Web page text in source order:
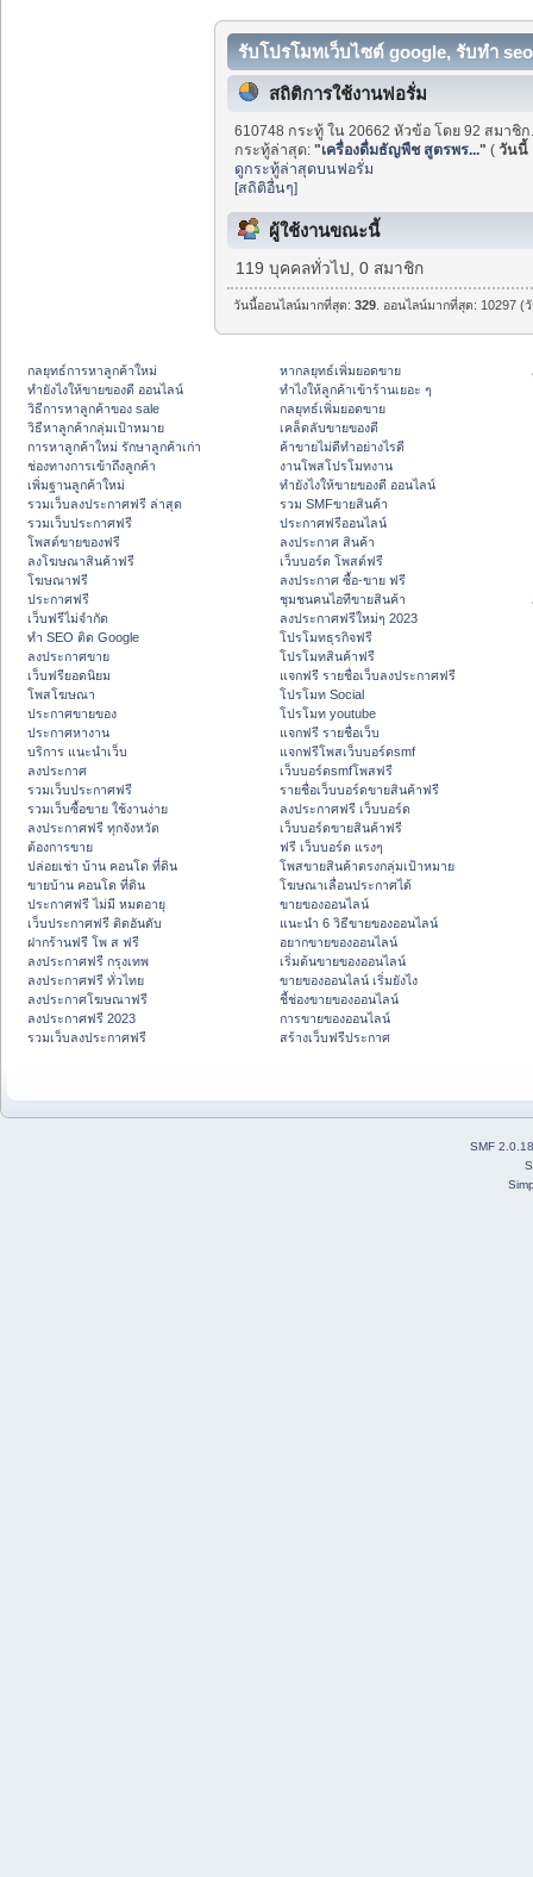
รับโปรโมทเว็บไซต์ google, รับทำ
สถิติการใช้งานฟอรั่ม
610748 กระทู้ ใน 20662 หัวข้อ โดย 92 สมาชิ
กระทู้ล่าสุด:"เครื่องดื่มธัญพืช สูตรพร..." (วันนี้
ดูกระทู้ล่าสุดบนฟอรั่ม
[สถิติอื่นๆ]
ผู้ใช้งานขณะนี้
119 บุคคลทั่วไป, 0 สมาชิก
วันนี้ออนไลน์มากที่สุด:329 . ออนไลน์มากที่สุด: 10297
กลยุทธ์การหาลูกค้าใหม่
ทํายังไงให้ขายของดี ออนไลน์
วิธีการหาลูกค้าของ sale
วิธีหาลูกค้ากลุ่มเป้าหมาย
การหาลูกค้าใหม่ รักษาลูกค้าเก่า
ช่องทางการเข้าถึงลูกค้า
เพิ่มฐานลูกค้าใหม่
รวมเว็บลงประกาศฟรี ล่าสุด
รวมเว็บประกาศฟรี
โพสต์ขายของฟรี
ลงโฆษณาสินค้าฟรี
โฆษณาฟรี
ประกาศฟรี
เว็บฟรีไม่จำกัด
ทำ SEO ติด Google
ลงประกาศขาย
เว็บฟรียอดนิยม
โพสโฆษณา
ประกาศขายของ
ประกาศหางาน
บริการ แนะนำเว็บ
ลงประกาศ
รวมเว็บประกาศฟรี
รวมเว็บซื้อขาย ใช้งานง่าย
ลงประกาศฟรี ทุกจังหวัด
ต้องการขาย
ปล่อยเช่า บ้าน คอนโด ที่ดิน
ขายบ้าน คอนโด ที่ดิน
ประกาศฟรี ไม่มี หมดอายุ
เว็บประกาศฟรี ติดอันดับ
ฝากร้านฟรี โพ ส ฟรี
ลงประกาศฟรี กรุงเทพ
ลงประกาศฟรี ทั่วไทย
ลงประกาศโฆษณาฟรี
ลงประกาศฟรี 2023
รวมเว็บลงประกาศฟรี
หากลยุทธ์เพิ่มยอดขาย
ทําไงให้ลูกค้าเข้าร้านเยอะ ๆ
กลยุทธ์เพิ่มยอดขาย
เคล็ดลับขายของดี
ค้าขายไม่ดีทำอย่างไรดี
งานโพสโปรโมทงาน
ทํายังไงให้ขายของดี ออนไลน์
รวม SMFขายสินค้า
ประกาศฟรีออนไลน์
ลงประกาศ สินค้า
เว็บบอร์ด โพสต์ฟรี
ลงประกาศ ซื้อ-ขาย ฟรี
ชุมชนคนไอทีขายสินค้า
ลงประกาศฟรีใหม่ๆ 2023
โปรโมทธุรกิจฟรี
โปรโมทสินค้าฟรี
แจกฟรี รายชื่อเว็บลงประกาศฟรี
โปรโมท Social
โปรโมท youtube
แจกฟรี รายชื่อเว็บ
แจกฟรีโพสเว็บบอร์ดsmf
เว็บบอร์ดsmfโพสฟรี
รายชื่อเว็บบอร์ดขายสินค้าฟรี
ลงประกาศฟรี เว็บบอร์ด
เว็บบอร์ดขายสินค้าฟรี
ฟรี เว็บบอร์ด แรงๆ
โพสขายสินค้าตรงกลุ่มเป้าหมาย
โฆษณาเลื่อนประกาศได้
ขายของออนไลน์
แนะนำ 6 วิธีขายของออนไลน์
อยากขายของออนไลน์
เริ่มต้นขายของออนไลน์
ขายของออนไลน์ เริ่มยังไง
ชี้ช่องขายของออนไลน์
การขายของออนไลน์
สร้างเว็บฟรีประกาศ
SMF 2.0.18